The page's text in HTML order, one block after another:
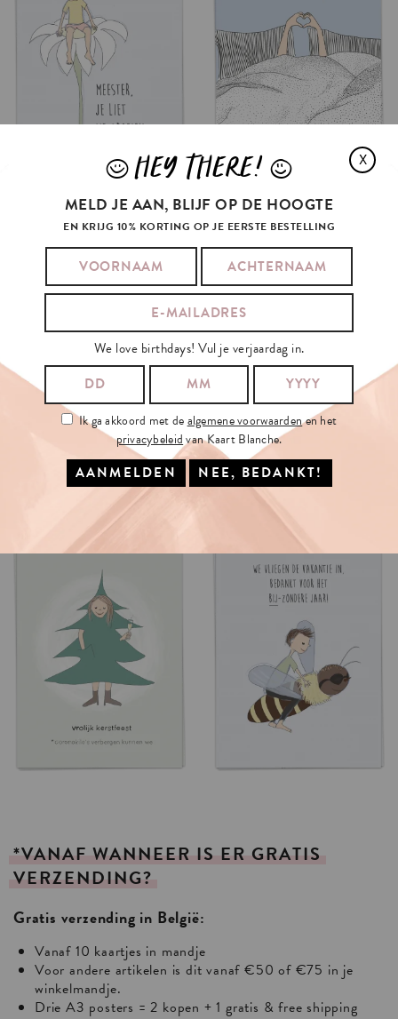
*VANAF WANNEER IS ER GRATIS
VERZENDING?
Gratis verzending in België:
Vanaf 10 kaartjes in mandje
Voor andere artikelen is dit vanaf €50 of €75 in je
winkelmandje.
Drie A3 posters = 2 kopen + 1 gratis & free shipping
X
JHEY THERE! L
MELD JE AAN, BLIJF OP DE HOOGTE
EN KRIJG 10% KORTING OP JE EERSTE BESTELLING
We love birthdays! Vul je verjaardag in.
Ik ga akkoord met dealgemene voorwaardenen het
privacybeleidvan Kaart Blanche.